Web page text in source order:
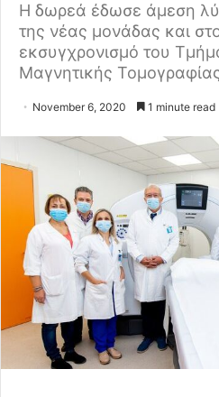
Η δωρεά έδωσε άμεση
της νέας μονάδας και
εκσυγχρονισμό του
Μαγνητικής
November 6, 2020 1 minute read